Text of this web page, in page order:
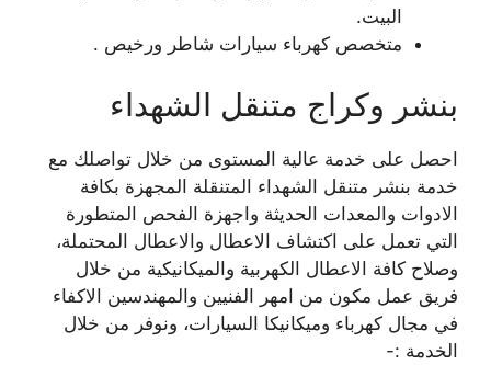
البيت.
متخصص كهرباء سيارات شاطر ورخيص .
بنشر وكراج متنقل الشهداء
احصل على خدمة عالية المستوى من خلال تواصلك مع
خدمة بنشر متنقل الشهداء المتنقلة المجهزة بكافة
الادوات والمعدات الحديثة واجهزة الفحص المتطورة
التي تعمل على اكتشاف الاعطال والاعطال المحتملة،
وصلاح كافة الاعطال الكهربية والميكانيكية من خلال
فريق عمل مكون من امهر الفنيين والمهندسين الاكفاء
في مجال كهرباء وميكانيكا السيارات، ونوفر من خلال
الخدمة :-